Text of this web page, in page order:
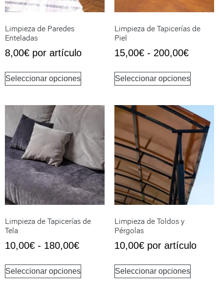
Limpieza de Paredes
Enteladas
8,00€ por artículo
Seleccionar opciones
Limpieza de Tapicerías de
Piel
15,00€ - 200,00€
Seleccionar opciones
Limpieza de Tapicerías de
Tela
10,00€ - 180,00€
Seleccionar opciones
Limpieza de Toldos y
Pérgolas
10,00€ por artículo
Seleccionar opciones